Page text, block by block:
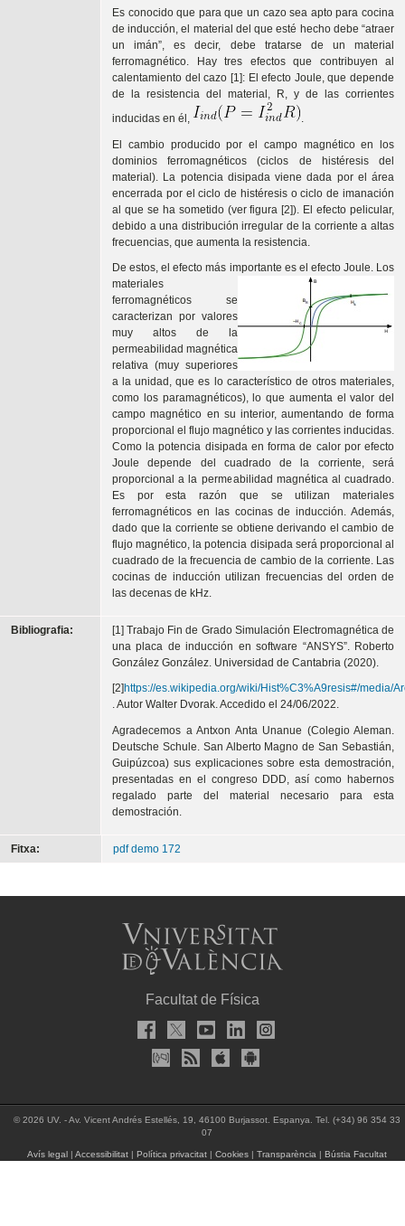
Es conocido que para que un cazo sea apto para cocina
de inducción, el material del que esté hecho debe “atraer
un imán”, es decir, debe tratarse de un material
ferromagnético. Hay tres efectos que contribuyen al
calentamiento del cazo [1]: El efecto Joule, que depende
de la resistencia del material, R, y de las corrientes
inducidas en él,
.
El cambio producido por el campo magnético en los
dominios ferromagnéticos (ciclos de histéresis del
material). La potencia disipada viene dada por el área
encerrada por el ciclo de histéresis o ciclo de imanación
al que se ha sometido (ver figura [2]). El efecto pelicular,
debido a una distribución irregular de la corriente a altas
frecuencias, que aumenta la resistencia.
De estos, el efecto más importante es el efecto Joule. Los
materiales
ferromagnéticos se
caracterizan por valores
muy altos de la
permeabilidad magnética
relativa (muy superiores
a la unidad, que es lo característico de otros materiales,
como los paramagnéticos), lo que aumenta el valor del
campo magnético en su interior, aumentando de forma
proporcional el flujo magnético y las corrientes inducidas.
Como la potencia disipada en forma de calor por efecto
Joule depende del cuadrado de la corriente, será
proporcional a la permeabilidad magnética al cuadrado.
Es por esta razón que se utilizan materiales
ferromagnéticos en las cocinas de inducción. Además,
dado que la corriente se obtiene derivando el cambio de
flujo magnético, la potencia disipada será proporcional al
cuadrado de la frecuencia de cambio de la corriente. Las
cocinas de inducción utilizan frecuencias del orden de
las decenas de kHz.
Bibliografia:
[1] Trabajo Fin de Grado Simulación Electromagnética de
una placa de inducción en software “ANSYS”. Roberto
González González. Universidad de Cantabria (2020).
[2] https://es.wikipedia.org/wiki/Hist%C3%A9resis#/media/
. Autor Walter Dvorak. Accedido el 24/06/2022.
Agradecemos a Antxon Anta Unanue (Colegio Aleman.
Deutsche Schule. San Alberto Magno de San Sebastián,
Guipúzcoa) sus explicaciones sobre esta demostración,
presentadas en el congreso DDD, así como habernos
regalado parte del material necesario para esta
demostración.
Fitxa: pdf demo 172
Facultat de Física
© 2026 UV. - Av. Vicent Andrés Estellés, 19, 46100 Burjassot. Espanya. Tel. (+34) 96 354 33
07
Avís legal| Accessibilitat| Política privacitat| Cookies| Transparència | Bústia Facultat